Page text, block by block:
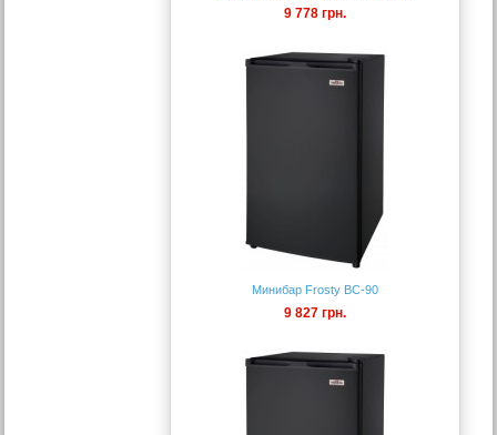
9 778 грн.
Минибар Frosty BC-90
9 827 грн.